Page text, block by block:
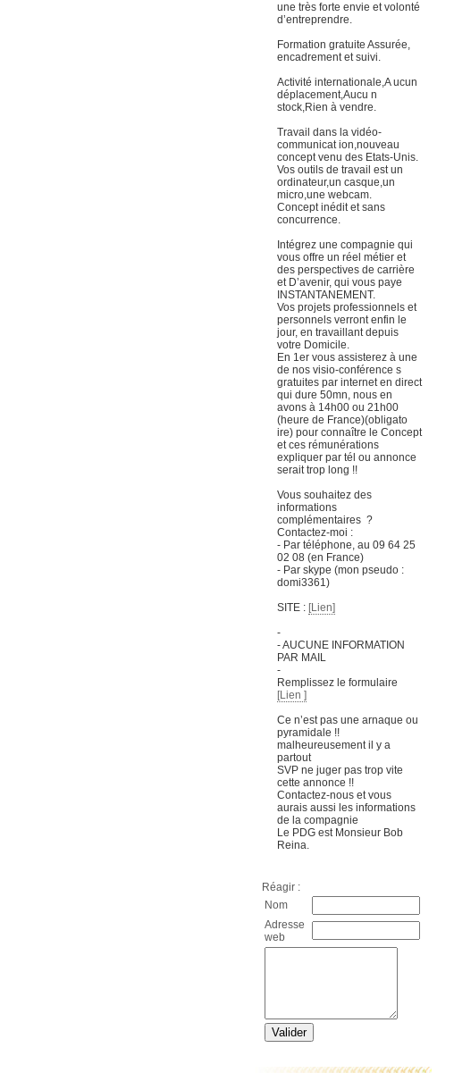
une très forte envie et volonté
d’entreprendre.
Formation gratuite Assurée,
encadrement et suivi.
Activité internationale,A ucun
déplacement,Aucu n
stock,Rien à vendre.
Travail dans la vidéo-
communicat ion,nouveau
concept venu des Etats-Unis.
Vos outils de travail est un
ordinateur,un casque,un
micro,une webcam.
Concept inédit et sans
concurrence.
Intégrez une compagnie qui
vous offre un réel métier et
des perspectives de carrière
et D’avenir, qui vous paye
INSTANTANEMENT.
Vos projets professionnels et
personnels verront enfin le
jour, en travaillant depuis
votre Domicile.
En 1er vous assisterez à une
de nos visio-conférence s
gratuites par internet en direct
qui dure 50mn, nous en
avons à 14h00 ou 21h00
(heure de France)(obligato
ire) pour connaître le Concept
et ces rémunérations
expliquer par tél ou annonce
serait trop long !!
Vous souhaitez des
informations
complémentaires ?
Contactez-moi :
- Par téléphone, au 09 64 25
02 08 (en France)
- Par skype (mon pseudo :
domi3361)
SITE : [Lien]
-
- AUCUNE INFORMATION
PAR MAIL
-
Remplissez le formulaire
[Lien ]
Ce n’est pas une arnaque ou
pyramidale !!
malheureusement il y a
partout
SVP ne juger pas trop vite
cette annonce !!
Contactez-nous et vous
aurais aussi les informations
de la compagnie
Le PDG est Monsieur Bob
Reina.
Réagir :
Nom
Adresse
web